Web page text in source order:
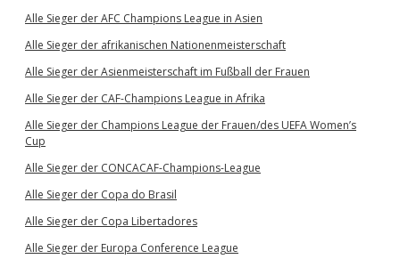
Alle Sieger der AFC Champions League in Asien
Alle Sieger der afrikanischen Nationenmeisterschaft
Alle Sieger der Asienmeisterschaft im Fußball der Frauen
Alle Sieger der CAF-Champions League in Afrika
Alle Sieger der Champions League der Frauen/des UEFA Women’s
Cup
Alle Sieger der CONCACAF-Champions-League
Alle Sieger der Copa do Brasil
Alle Sieger der Copa Libertadores
Alle Sieger der Europa Conference League